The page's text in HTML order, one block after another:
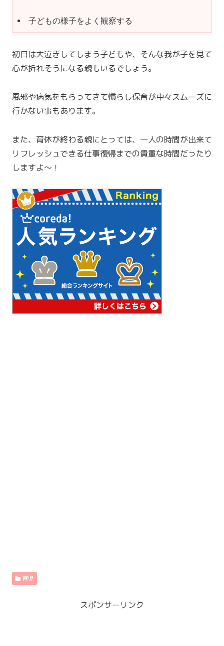
子どもの様子をよく観察する
初日は大泣きしてしまう子どもや、そんな我が子を見て
心が折れそうになる親もいるでしょう。
風邪や病気をもらってきて慣らし保育が中々スムーズに
行かない事もあります。
また、育休が終わる親にとっては、一人の時間が出来て
リフレッシュできる仕事復帰までの貴重な時間だったり
しますよ〜！
育児
スポンサーリンク